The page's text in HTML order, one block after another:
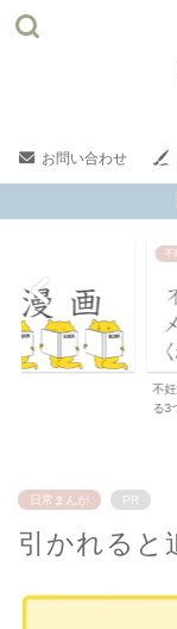
お問い合わせ
不
不
る3
日常まんが PR
引かれると